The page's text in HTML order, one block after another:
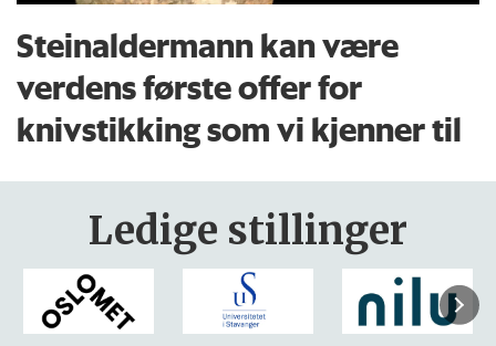
Steinaldermann kan være
verdens første offer for
knivstikking som vi kjenner til
Ledige stillinger